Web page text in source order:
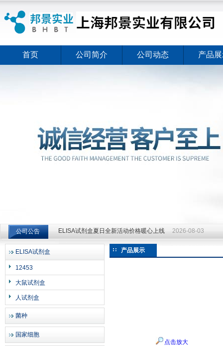
上海邦景实业有限公司
首页 公司简介 公司动态 产品
公司公告 ELISA试剂盒夏日全新活动价格暖心上线 2026-08-03
ELISA试剂盒夏日全新活动价格暖心上线
ELISA试剂盒
12453
大鼠试剂盒
人试剂盒
菌种
国家细胞
产品展示
点击放大